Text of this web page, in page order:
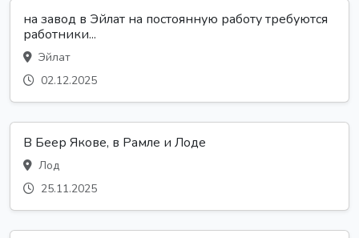
на завод в Эйлат на постоянную работу требуются
работники...
Эйлат
02.12.2025
В Беер Якове, в Рамле и Лоде
Лод
25.11.2025